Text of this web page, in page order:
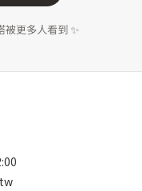
更多人看到 ✨